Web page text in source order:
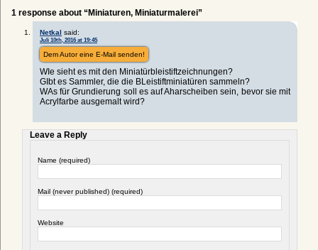
1 response about “Miniaturen, Miniaturmalerei”
Netkal said:
Juli 10th, 2016 at 19:45
Dem Autor eine E-Mail senden!
WIe sieht es mit den Miniatürbleistiftzeichnungen?
GIbt es Sammler, die die BLeistiftminiatüren sammeln?
WAs für Grundierung soll es auf Aharscheiben sein, bevor sie mit
Acrylfarbe ausgemalt wird?
Leave a Reply
Name (required)
Mail (never published) (required)
Website